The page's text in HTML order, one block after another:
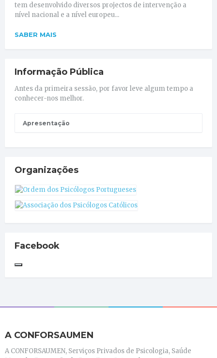
tem desenvolvido diversos projectos de intervenção a
nível nacional e a nível europeu...
SABER MAIS
Informação Pública
Antes da primeira sessão, por favor leve algum tempo a
conhecer-nos melhor.
Apresentação
Organizações
Facebook
A CONFORSAUMEN
A CONFORSAUMEN, Serviços Privados de Psicologia, Saúde